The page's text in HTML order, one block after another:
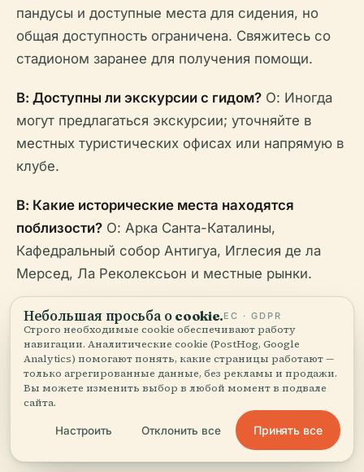
пандусы и доступные места для сидения, но
общая доступность ограничена. Свяжитесь со
стадионом заранее для получения помощи.
В: Доступны ли экскурсии с гидом? О: Иногда
могут предлагаться экскурсии; уточняйте в
местных туристических офисах или напрямую в
клубе.
В: Какие исторические места находятся
поблизости? О: Арка Санта-Каталины,
Кафедральный собор Антигуа, Иглесия де ла
Мерсед, Ла Реколексьон и местные рынки.
В: Где я могу найти больше информации?
ПосетитеSistema de Información Culturalили
официальный сайт Antigua GFC.
Небольшая просьба о cookie.ЕС · GDPR
Строго необходимые cookie обеспечивают работу
навигации. Аналитические cookie (PostHog, Google
Analytics) помогают понять, какие страницы работают —
только агрегированные данные, без рекламы и продажи.
Вы можете изменить выбор в любой момент в подвале
сайта.
Настроить Отклонить все Принять все